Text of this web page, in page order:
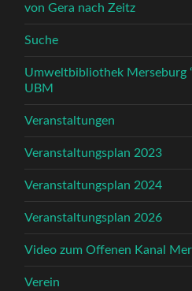
von Gera nach Zeitz
Suche
Umweltbibliothek Merseburg
UBM
Veranstaltungen
Veranstaltungsplan 2023
Veranstaltungsplan 2024
Veranstaltungsplan 2026
Video zum Offenen Kanal
Verein